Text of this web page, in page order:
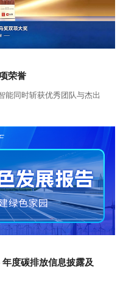
荣誉
能同时斩获优秀团队与杰出
度碳排放信息披露及